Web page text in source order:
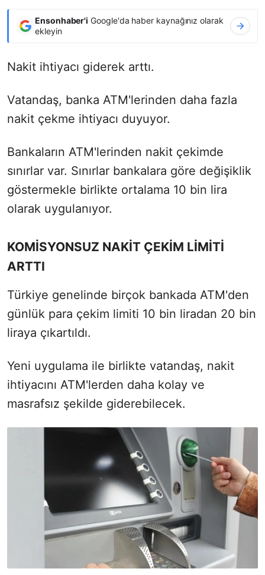
Ensonhaber'i Google'da haber kaynağınız olarak
ekleyin
Nakit ihtiyacı giderek arttı.
Vatandaş, banka ATM'lerinden daha fazla
nakit çekme ihtiyacı duyuyor.
Bankaların ATM'lerinden nakit çekimde
sınırlar var. Sınırlar bankalara göre değişiklik
göstermekle birlikte ortalama 10 bin lira
olarak uygulanıyor.
KOMİSYONSUZ NAKİT ÇEKİM LİMİTİ
ARTTI
Türkiye genelinde birçok bankada ATM'den
günlük para çekim limiti 10 bin liradan 20 bin
liraya çıkartıldı.
Yeni uygulama ile birlikte vatandaş, nakit
ihtiyacını ATM'lerden daha kolay ve
masrafsız şekilde giderebilecek.